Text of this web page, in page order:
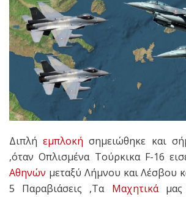
Διπλήεμπλοκή σημειώθηκε και
,όταν Οπλισμένα Τούρκικα F-16
Αθηνών μεταξύ Λήμνου και Λέσβου
5 Παραβιάσεις ,Τα Μαχητικάμας